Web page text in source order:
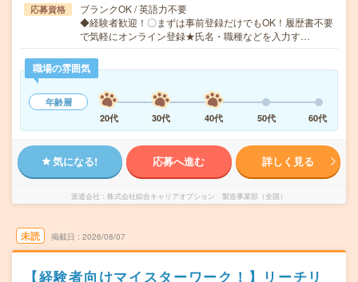
応募資格
ブランクOK / 英語力不要
◆経験者歓迎！〇まずは事前登録だけでもOK！履歴書不要
で気軽にオンライン登録★氏名・職種などを入力す…
職場の雰囲気
年齢層
20代
30代 40代 50代 60代
気になる! 応募へ進む 詳しく見る
派遣会社 株式会社綜合キャリアオプション 製造事業部（全国）
未読 掲載日 2026/08/07
【経験者向けマイスターワーク！】リーチリ